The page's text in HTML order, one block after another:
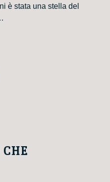
è stata una stella del